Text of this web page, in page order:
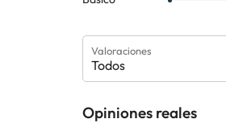
Valoraciones
Todos
Opiniones reales